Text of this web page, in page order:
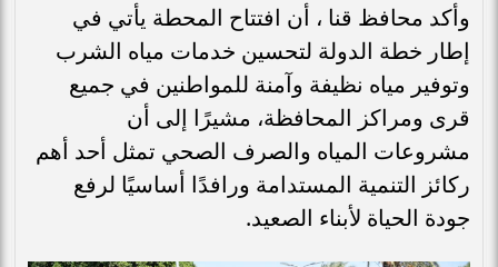
وأكد محافظ قنا ، أن افتتاح المحطة يأتي في
إطار خطة الدولة لتحسين خدمات مياه الشرب
وتوفير مياه نظيفة وآمنة للمواطنين في جميع
قرى ومراكز المحافظة، مشيرًا إلى أن
مشروعات المياه والصرف الصحي تمثل أحد أهم
ركائز التنمية المستدامة ورافدًا أساسيًا لرفع
جودة الحياة لأبناء الصعيد.